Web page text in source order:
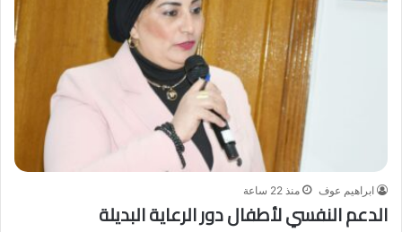
ابراهيم عوف منذ 22 ساعة
الدعم النفسي لأطفال دور الرعاية البديلة